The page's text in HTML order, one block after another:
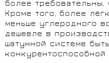
более
Кроме того, более
меньше углеродного
дешевле в
шатунной системе быть
конкурентоспособной